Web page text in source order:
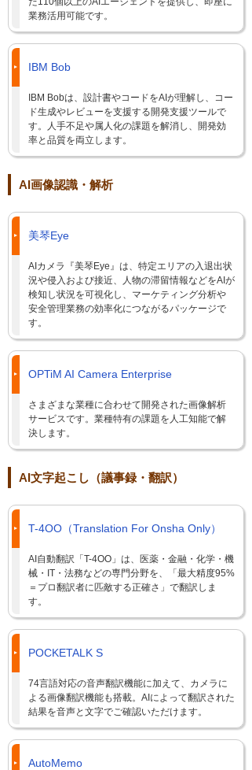
業務活用可能です。
IBM Bob
IBM Bobは、設計書やコードをAIが理解し、コー
ド生成やレビューを支援する開発支援ツールで
す。人手不足や属人化の課題を解消し、開発効
率と品質を両立します。
AI画像認識・解析
美琴Eye
AIカメラ『美琴Eye』は、特定エリアの入退出状
況や侵入および接近、人物の滞留情報などをAIが
検知し状況を可視化し、マーケティング分析や
安全管理業務の効率化につながるパッケージで
す。
OPTiM AI Camera Enterprise
さまざまな業種に合わせて開発された画像解析
サービスです。業種特有の課題を人工知能で解
決します。
AI文字起こし（議事録・翻訳）
T-4OO（Translation For Onsha Only）
AI自動翻訳「T-4OO」は、医薬・金融・化学・機
械・IT・法務などの専門分野を、「最大精度95%
＝プロ翻訳者に匹敵する正確さ」で翻訳しま
す。
POCKETALK S
74言語対応の音声翻訳機能に加えて、カメラに
よる画像翻訳機能も搭載。AIによって翻訳された
結果を音声と文字でご確認いただけます。
AutoMemo